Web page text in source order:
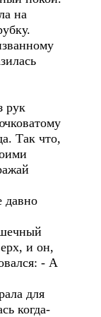
на
рук
Так что,
давно
и он,
- А
для
когда-